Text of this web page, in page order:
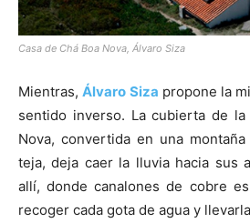
Casa de Chá Boa Nova, Álvaro Siza
Mientras,Álvaro Siza propone la
sentido inverso. La cubierta de
Nova, convertida en una
teja, deja caer la lluvia hacia sus
allí, donde canalones de cobre
recoger cada gota de agua y